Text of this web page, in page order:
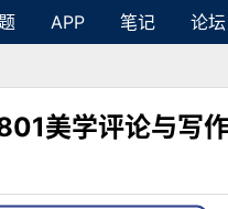
APP 笔记 论坛
美学评论与写